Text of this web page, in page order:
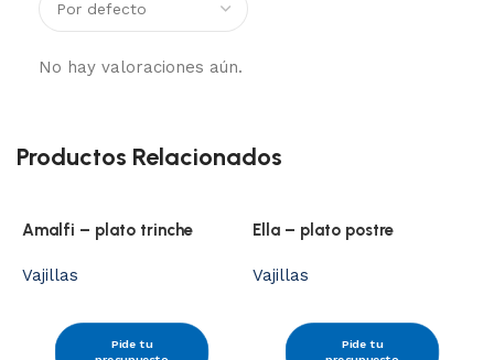
No hay valoraciones aún.
Productos Relacionados
Amalfi – plato trinche
Vajillas
Pide tu
Ella – plato postre
Vajillas
Pide tu